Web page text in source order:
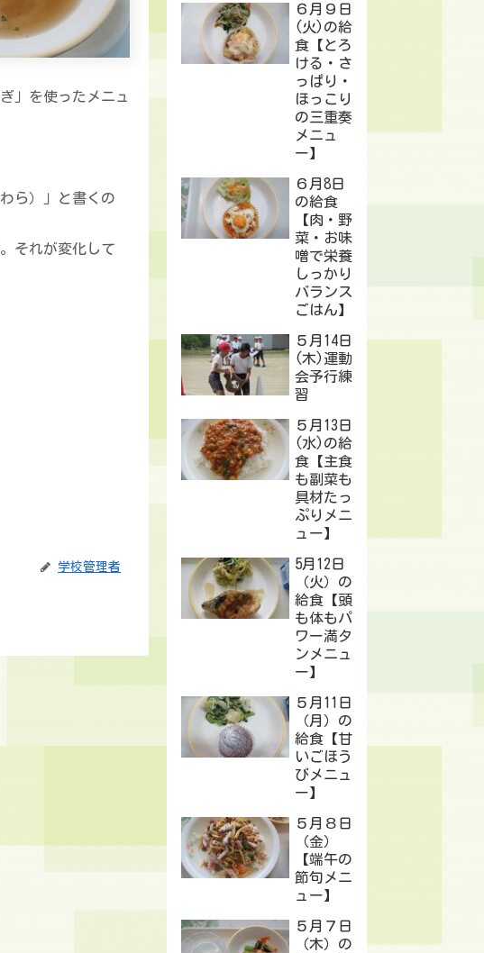
」を使ったメニュ
ら）」と書くの
それが変化して
学校管理者
６月９日
(火)の給
食【とろ
ける・さ
っぱり・
ほっこり
の三重奏
メニュ
ー】
６月8日
の給食
【肉・野
菜・お味
噌で栄養
しっかり
バランス
ごはん】
５月14日
(木)運動
会予行練
習
５月13日
(水)の給
食【主食
も副菜も
具材たっ
ぷりメニ
ュー】
5月12日
（火）の
給食【頭
も体もパ
ワー満タ
ンメニュ
ー】
５月11日
（月）の
給食【甘
いごほう
びメニュ
ー】
５月８日
（金）
【端午の
節句メニ
ュー】
５月７日
（木）の